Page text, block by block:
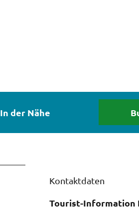
In der Nähe
Kontaktdaten
Tourist-Information